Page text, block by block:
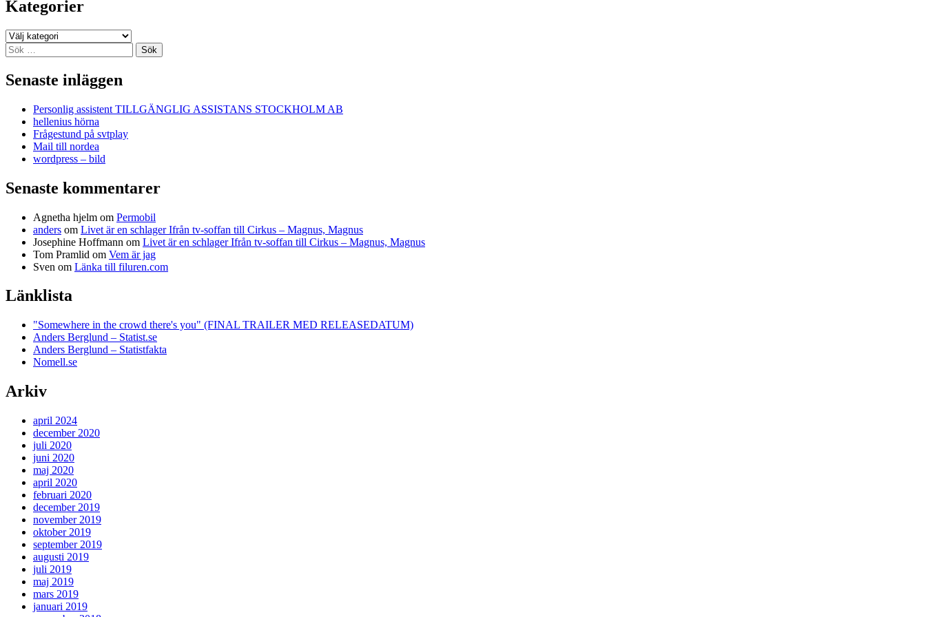
Kategorier
Kategorier
Sök
efter:
Senaste inläggen
Personlig assistent TILLGÄNGLIG ASSISTANS STOCKHOLM AB
hellenius hörna
Frågestund på svtplay
Mail till nordea
wordpress – bild
Senaste kommentarer
Agnetha hjelm om Permobil
anders om Livet är en schlager Ifrån tv-soffan till Cirkus – Magnus, Magnus
Josephine Hoffmann om Livet är en schlager Ifrån tv-soffan till Cirkus – Magnus, Magnus
Tom Pramlid om Vem är jag
Sven om Länka till filuren.com
Länklista
"Somewhere in the crowd there's you" (FINAL TRAILER MED RELEASEDATUM)
Anders Berglund – Statist.se
Anders Berglund – Statistfakta
Nomell.se
Arkiv
april 2024
december 2020
juli 2020
juni 2020
maj 2020
april 2020
februari 2020
december 2019
november 2019
oktober 2019
september 2019
augusti 2019
juli 2019
maj 2019
mars 2019
januari 2019